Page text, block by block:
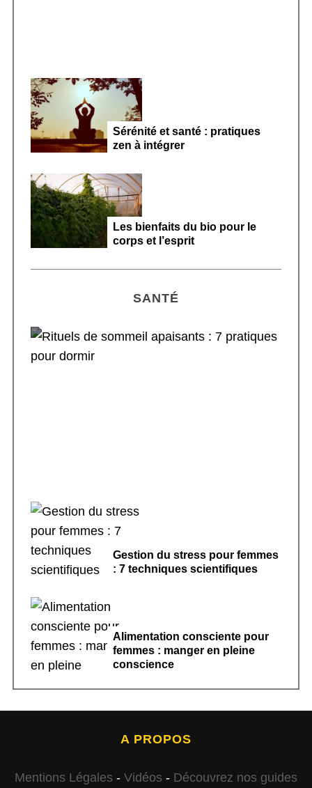
Sérénité et santé : pratiques
zen à intégrer
Les bienfaits du bio pour le
corps et l’esprit
SANTÉ
Gestion du stress pour femmes
: 7 techniques scientifiques
Alimentation consciente pour
femmes : manger en pleine
conscience
A PROPOS
Mentions Légales - Vidéos - Découvrez nos guides